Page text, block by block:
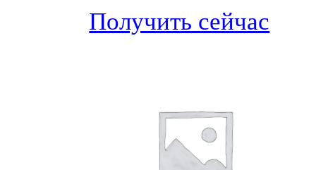
Получить сейчас